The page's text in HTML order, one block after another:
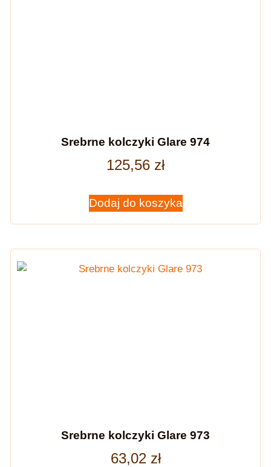
Srebrne kolczyki Glare 974
125,56 zł
Dodaj do koszyka
Srebrne kolczyki Glare 973
63,02 zł